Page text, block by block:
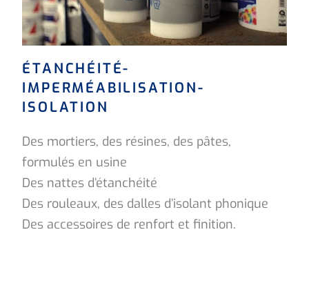
ÉTANCHÉITÉ-
IMPERMÉABILISATION-
ISOLATION
Des mortiers, des résines, des pâtes,
formulés en usine
Des nattes d’étanchéité
Des rouleaux, des dalles d’isolant phonique
Des accessoires de renfort et finition.